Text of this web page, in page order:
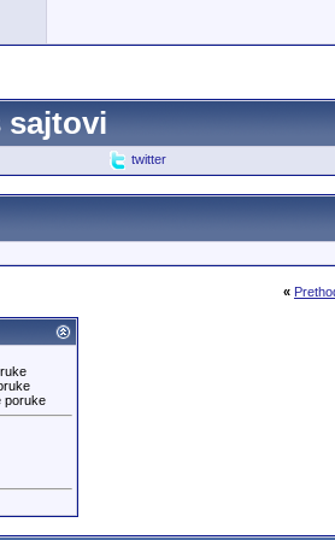
sajtovi
twitter
«
poruke